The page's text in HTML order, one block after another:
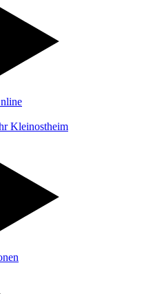
Kleinostheim